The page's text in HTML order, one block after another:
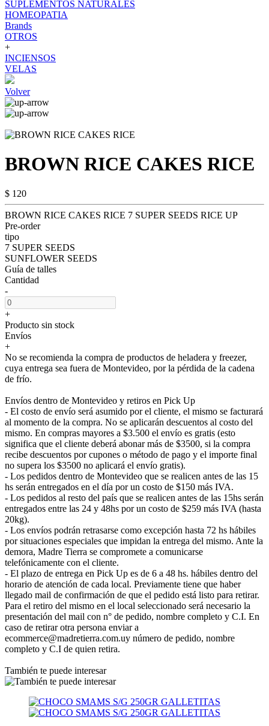
SUPLEMENTOS NATURALES
HOMEOPATIA
Brands
OTROS
+
INCIENSOS
VELAS
Volver
BROWN RICE CAKES RICE
$ 120
BROWN RICE CAKES RICE 7 SUPER SEEDS RICE UP
Pre-order
tipo
7 SUPER SEEDS
SUNFLOWER SEEDS
Guía de talles
Cantidad
-
+
Producto sin stock
Envíos
+
No se recomienda la compra de productos de heladera y freezer,
cuya entrega sea fuera de Montevideo, por la pérdida de la cadena
de frío.
Envíos dentro de Montevideo y retiros en Pick Up
- El costo de envío será asumido por el cliente, el mismo se facturará
al momento de la compra. No se aplicarán descuentos al costo del
mismo. En compras mayores a $3.500 el envío es gratis (esto
significa que el cliente deberá abonar más de $3500, si la compra
recibe descuentos por cupones o método de pago y el importe final
no supera los $3500 no aplicará el envío gratis).
- Los pedidos dentro de Montevideo que se realicen antes de las 15
hs serán entregados en el día por un costo de $150 más IVA.
- Los pedidos al resto del país que se realicen antes de las 15hs serán
entregados entre las 24 y 48hs por un costo de $259 más IVA (hasta
20kg).
- Los envíos podrán retrasarse como excepción hasta 72 hs hábiles
por situaciones especiales que impidan la entrega del mismo. Ante la
demora, Madre Tierra se compromete a comunicarse
telefónicamente con el cliente.
- El plazo de entrega en Pick Up es de 6 a 48 hs. hábiles dentro del
horario de atención de cada local. Previamente tiene que haber
llegado mail de confirmación de que el pedido está listo para retirar.
Para el retiro del mismo en el local seleccionado será necesario la
presentación del mail con n° de pedido, nombre completo y C.I. En
caso de retirar otra persona enviar a
ecommerce@madretierra.com.uy número de pedido, nombre
completo y C.I de quien retira.
También te puede interesar